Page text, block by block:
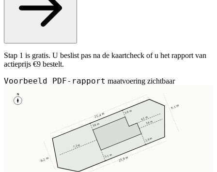
Stap 1 is gratis. U beslist pas na de kaartcheck of u het rapport van
actieprijs €9 bestelt.
Voorbeeld PDF-rapport maatvoering zichtbaar
N
3,8 m
3,8 m
5,1 m
2,9 m
7,2 m
3,4 m
4,1 m
25,4 m
23,8 m
8,2 m
9,1 m